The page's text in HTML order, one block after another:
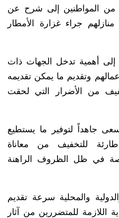
من المواطنين إلى شرح عن
جراء غزارة الأمطار
إلى أهمية تدخل الجهات ذات
وتقديم ما يمكن تقديمه
من الأضرار التي لحقت
جاهداً لتوفير ما يستطيع
للتخفيف من معاناة
في ظل الظروف الراهنة
والمحلية سرعة تقديم
اللازمة للمتضررين من آثار